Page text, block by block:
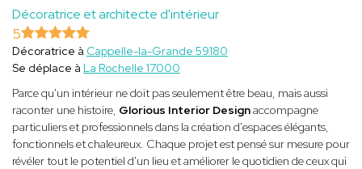
Décoratrice et architecte d'intérieur
5
Décoratrice à Cappelle-la-Grande 59180
Se déplace à La Rochelle 17000
Parce qu'un intérieur ne doit pas seulement être beau, mais aussi
raconter une histoire, Glorious Interior Designaccompagne
particuliers et professionnels dans la création d'espaces élégants,
fonctionnels et chaleureux. Chaque projet est pensé sur mesure pour
révéler tout le potentiel d'un lieu et améliorer le quotidien de ceux qui